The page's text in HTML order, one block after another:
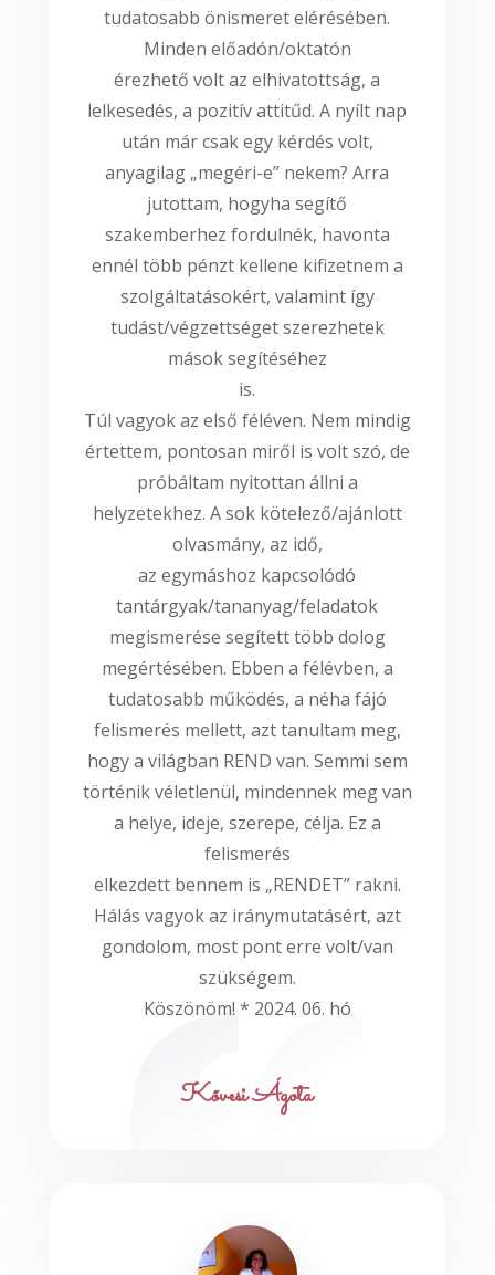
tudatosabb önismeret elérésében.
Minden előadón/oktatón
érezhető volt az elhivatottság, a
lelkesedés, a pozitív attitűd. A nyílt nap
után már csak egy kérdés volt,
anyagilag „megéri-e” nekem? Arra
jutottam, hogyha segítő
szakemberhez fordulnék, havonta
ennél több pénzt kellene kifizetnem a
szolgáltatásokért, valamint így
tudást/végzettséget szerezhetek
mások segítéséhez
is.
Túl vagyok az első féléven. Nem mindig
értettem, pontosan miről is volt szó, de
próbáltam nyitottan állni a
helyzetekhez. A sok kötelező/ajánlott
olvasmány, az idő,
az egymáshoz kapcsolódó
tantárgyak/tananyag/feladatok
megismerése segített több dolog
megértésében. Ebben a félévben, a
tudatosabb működés, a néha fájó
felismerés mellett, azt tanultam meg,
hogy a világban REND van. Semmi sem
történik véletlenül, mindennek meg van
a helye, ideje, szerepe, célja. Ez a
felismerés
elkezdett bennem is „RENDET” rakni.
Hálás vagyok az iránymutatásért, azt
gondolom, most pont erre volt/van
szükségem.
Köszönöm! * 2024. 06. hó
Kővesi Ágota